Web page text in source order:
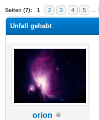
Seiten (7): 1 2 3 4 5
Durchschnitt
Unfall gehabt
orion